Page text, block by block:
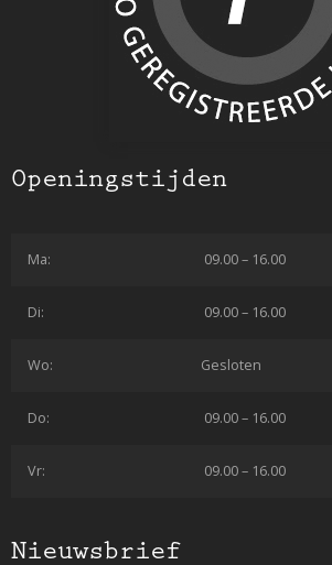
Openingstijden
Ma: 09.00 – 16.00
Di: 09.00 – 16.00
Wo: Gesloten
Do: 09.00 – 16.00
Vr: 09.00 – 16.00
Nieuwsbrief